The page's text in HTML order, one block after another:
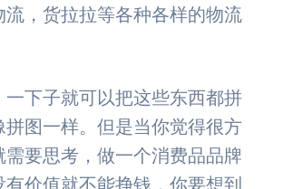
流，货拉拉等各种各样的物流
一下子就可以把这些东西都拼
拼图一样。但是当你觉得很方
要思考，做一个消费品品牌
有价值就不能挣钱，你要想到